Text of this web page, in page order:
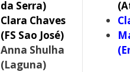
da Serra)
Clara Chaves
(FS Sao José)
Anna Shulha
(Laguna)